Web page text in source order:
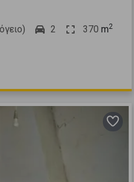
2 370 m2